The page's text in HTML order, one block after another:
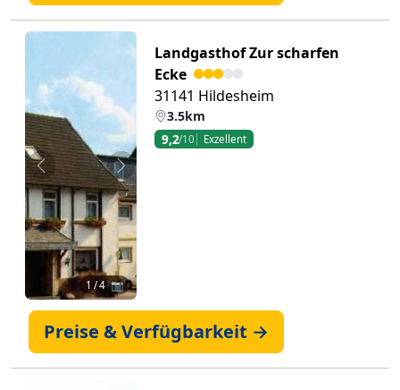
Zurück Weiter
1 / 4 📷
Landgasthof Zur scharfen
Ecke
31141 Hildesheim
3.5km
9,2/10 Exzellent
Preise & Verfügbarkeit →